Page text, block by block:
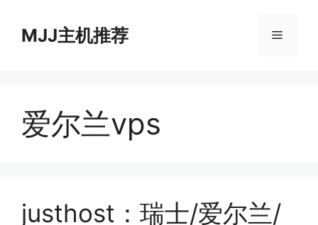
MJJ主机推荐 菜
爱尔兰vps
justhost：瑞士/爱尔兰/